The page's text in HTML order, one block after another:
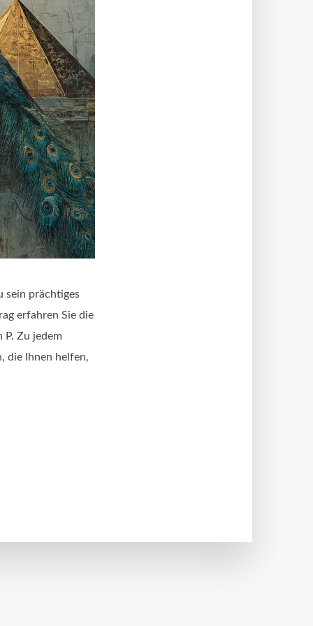
sein prächtiges
erfahren Sie die
P. Zu jedem
die Ihnen helfen,